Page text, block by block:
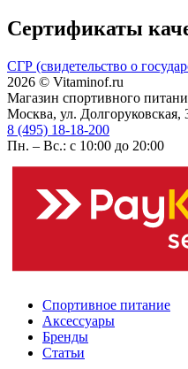
Сертификаты
СГР (свидетельство о
2026 © Vitaminof.ru
Магазин спортивного
Москва, ул. Долгоруковская,
8 (495) 18-18-200
Пн. – Вс.: с 10:00 до 20:00
Спортивное питание
Аксессуары
Бренды
Статьи